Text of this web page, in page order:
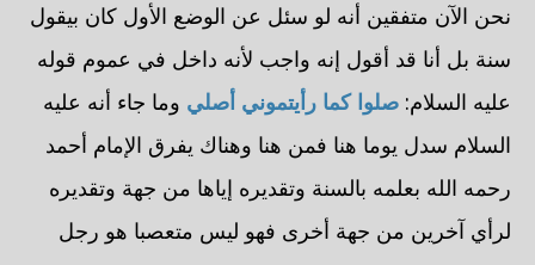
نحن الآن متفقين أنه لو سئل عن الوضع الأول كان بيقول
سنة بل أنا قد أقول إنه واجب لأنه داخل في عموم قوله
عليه السلام: صلوا كما رأيتموني أصلي وما جاء أنه عليه
السلام سدل يوما هنا فمن هنا وهناك يفرق الإمام أحمد
رحمه الله بعلمه بالسنة وتقديره إياها من جهة وتقديره
لرأي آخرين من جهة أخرى فهو ليس متعصبا هو رجل